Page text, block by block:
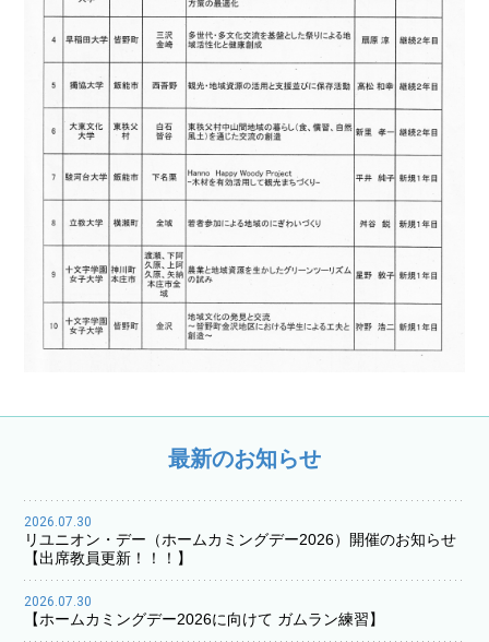
最新のお知らせ
2026.07.30
リユニオン・デー（ホームカミングデー2026）開催のお知らせ
【出席教員更新！！！】
2026.07.30
【ホームカミングデー2026に向けて ガムラン練習】